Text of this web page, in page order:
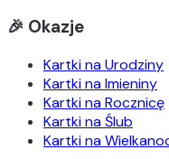
🎉 Okazje
Kartki na Urodziny
Kartki na Imieniny
Kartki na Rocznicę
Kartki na Ślub
Kartki na